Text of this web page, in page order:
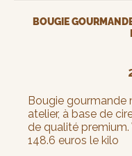
BOUGIE
Bougie gourmande
atelier, à base de
de qualité premium.
148.6 euros le kilo